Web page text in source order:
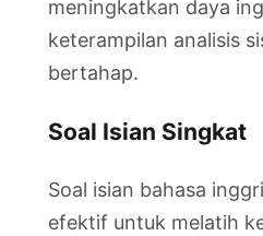
meningkatkan daya
keterampilan analisis
bertahap.
Soal Isian Singkat
Soal isian bahasa
efektif untuk melatih